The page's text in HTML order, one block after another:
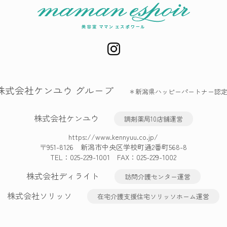
会社ケンユウ グループ ＊新潟県ハッピーパートナー認
株式会社ケンユウ 調剤薬局10店舗運営
https://www.kennyuu.co.jp/
〒951-8126 新潟市中央区学校町通2番町568-8
TEL： 025-229-1001 FAX：025-229-1002
株式会社ディライト 訪問介護センター運営
株式会社ソリッソ 在宅介護支援住宅ソリッソホーム運営